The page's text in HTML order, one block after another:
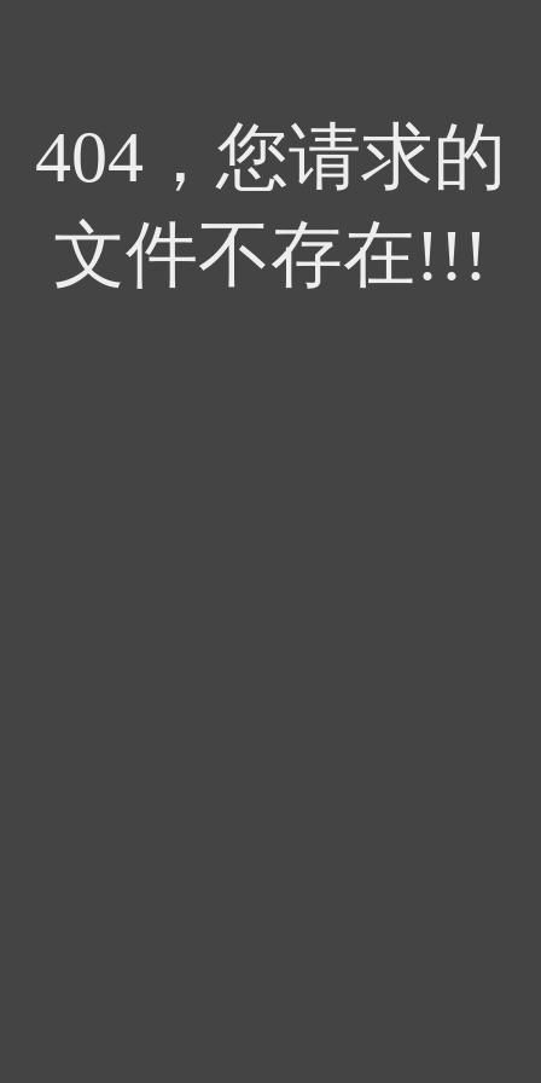
404，您请求的
文件不存在!!!